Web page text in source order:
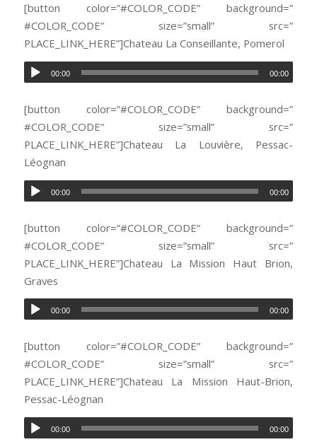
[button color=”#COLOR_CODE” background=”
#COLOR_CODE” size=”small” src=”
PLACE_LINK_HERE”]Chateau La Conseillante, Pomerol
00:00 00:00
[button color=”#COLOR_CODE” background=”
#COLOR_CODE” size=”small” src=”
PLACE_LINK_HERE”]Chateau La Louvière, Pessac-
Léognan
00:00 00:00
[button color=”#COLOR_CODE” background=”
#COLOR_CODE” size=”small” src=”
PLACE_LINK_HERE”]Chateau La Mission Haut Brion,
Graves
00:00 00:00
[button color=”#COLOR_CODE” background=”
#COLOR_CODE” size=”small” src=”
PLACE_LINK_HERE”]Chateau La Mission Haut-Brion,
Pessac-Léognan
00:00 00:00